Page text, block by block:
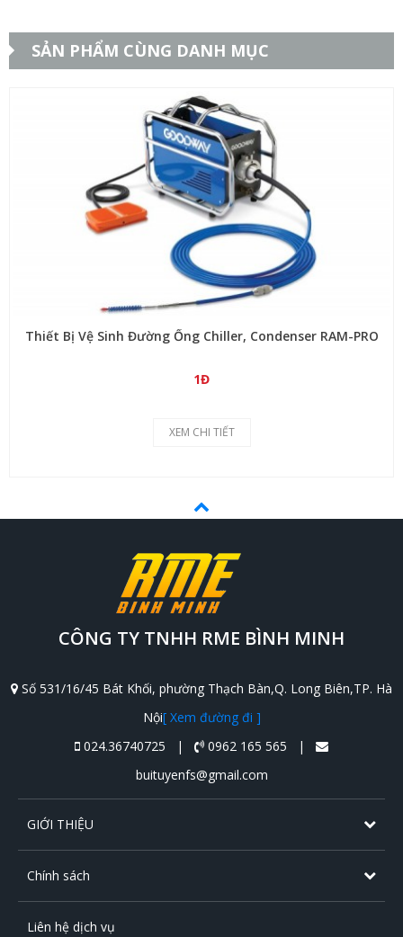
SẢN PHẨM CÙNG DANH MỤC
Thiết Bị Vệ Sinh Đường Ống Chiller, Condenser RAM-PRO
1Đ
XEM CHI TIẾT
CÔNG TY TNHH RME BÌNH MINH
Số 531/16/45 Bát Khối, phường Thạch Bàn,Q. Long Biên,TP. Hà
Nội[ Xem đường đi ]
024.36740725 |
0962 165 565 |
buituyenfs@gmail.com
GIỚI THIỆU
Chính sách
Liên hệ dịch vụ